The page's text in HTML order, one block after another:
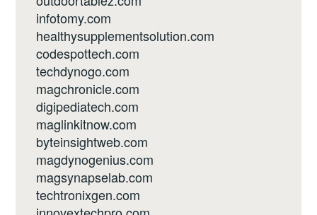
infotomy.com
healthysupplementsolution.com
codespottech.com
techdynogo.com
magchronicle.com
digipediatech.com
maglinkitnow.com
byteinsightweb.com
magdynogenius.com
magsynapselab.com
techtronixgen.com